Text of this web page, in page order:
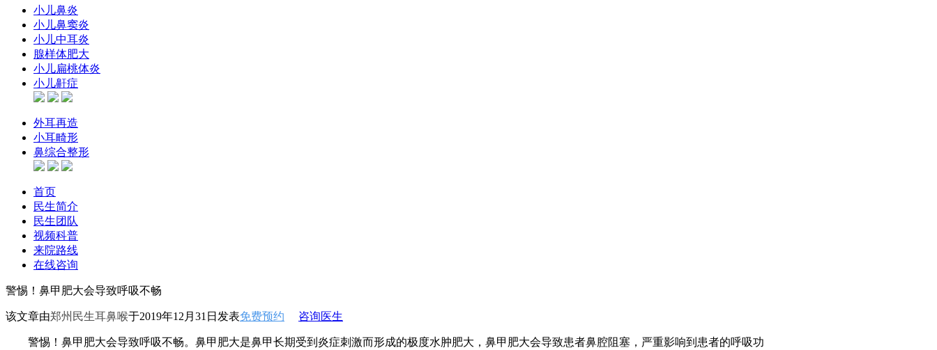
小儿鼻炎
小儿鼻窦炎
小儿中耳炎
腺样体肥大
小儿扁桃体炎
小儿鼾症
外耳再造
小耳畸形
鼻综合整形
首页
民生简介
民生团队
视频科普
来院路线
在线咨询
警惕！鼻甲肥大会导致呼吸不畅
该文章由郑州民生耳鼻喉于2019年12月31日发表免费预约 咨询医生
警惕！鼻甲肥大会导致呼吸不畅。鼻甲肥大是鼻甲长期受到炎症刺激而形成的极度水肿肥大，鼻甲肥大会导致患者鼻腔阻塞，严重影响到患者的呼吸功